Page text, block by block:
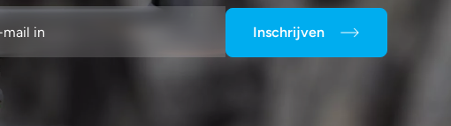
Inschrijven